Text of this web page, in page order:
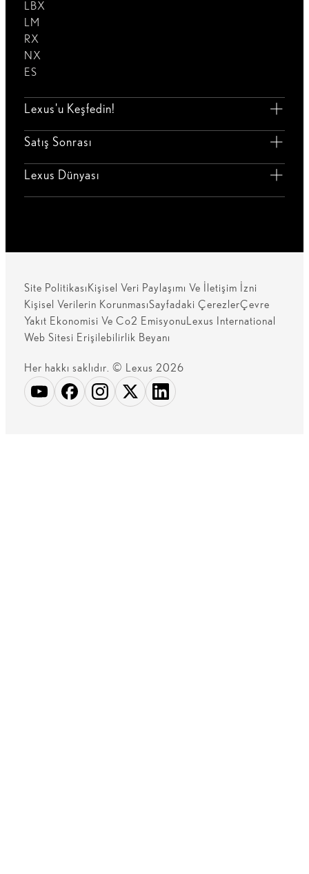
LBX
LM
RX
NX
ES
Lexus'u Keşfedin!
Satış Sonrası
Lexus Dünyası
Site Politikası Kişisel Veri Paylaşımı Ve İletişim İzni
Kişisel Verilerin KorunmasıSayfadaki ÇerezlerÇevre
Yakıt Ekonomisi Ve Co2 EmisyonuLexus International
Web Sitesi Erişilebilirlik Beyanı
Her hakkı saklıdır. © Lexus 2026